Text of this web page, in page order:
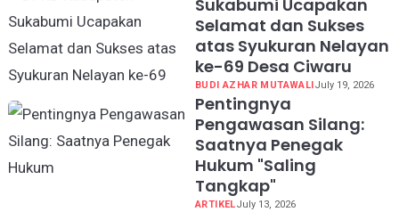
Sukabumi Ucapakan
Selamat dan Sukses
atas Syukuran Nelayan
ke-69 Desa Ciwaru
BUDI AZHAR MUTAWALI July 19, 2026
Pentingnya
Pengawasan Silang:
Saatnya Penegak
Hukum "Saling
Tangkap"
ARTIKELJuly 13, 2026